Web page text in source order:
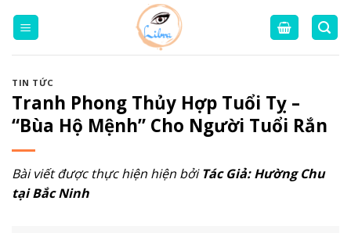
TIN TỨC
Tranh Phong Thủy Hợp Tuổi Tỵ –
“Bùa Hộ Mệnh” Cho Người Tuổi Rắn
Bài viết được thực hiện hiện bởiTác Giả:Hường Chu
tại Bắc Ninh